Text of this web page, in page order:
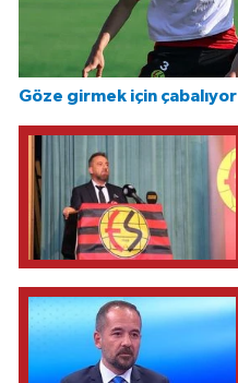
Göze girmek için çabalıyor